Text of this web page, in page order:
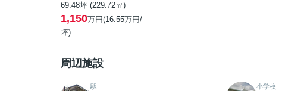
69.48坪 (229.72㎡)
1,150万円(16.55万円/
坪)
周辺施設
駅 小学校